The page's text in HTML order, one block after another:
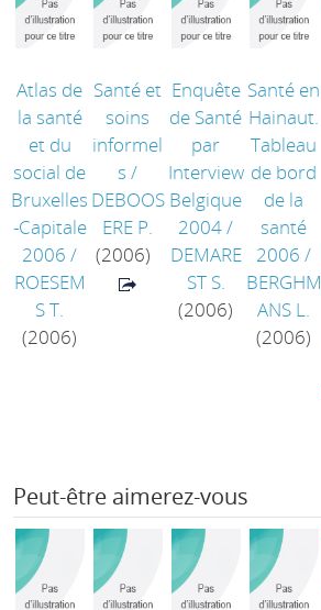
Atlas de
la santé
et du
social de
Bruxelles
-Capitale
2006 /
ROESEM
S T.
(2006)
Santé et
soins
informel
s /
DEBOOS
ERE P.
(2006)
Enquête
de Santé
par
Interview
Belgique
2004/
DEMARE
ST S.
(2006)
Santé en
Hainaut.
Tableau
de bord
de la
santé
2006 /
BERGHM
ANS L.
(2006)
Peut-être aimerez-vous